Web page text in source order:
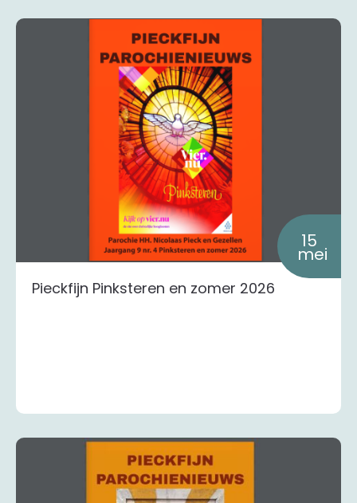
15
mei
Pieckfijn Pinksteren en zomer 2026